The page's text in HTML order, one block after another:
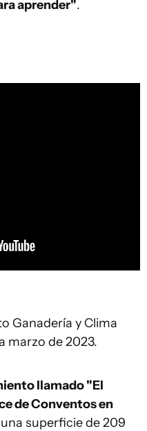
aprender".
Ganadería y Clima
marzo de 2023.
llamado "El
de Conventos en
superficie de 209